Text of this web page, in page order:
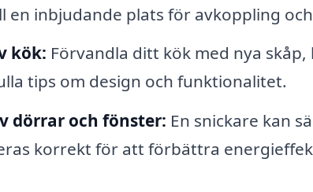
en inbjudande plats för avkoppling
kök: Förvandla ditt kök med nya
tips om design och funktionalitet.
dörrar och fönster: En snickare kan
korrekt för att förbättra